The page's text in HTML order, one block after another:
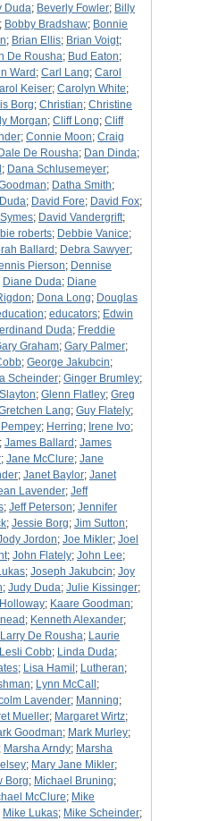
Duda; Beverly Fowler; Billy
; Bobby Bradshaw; Bonnie
; Brian Ellis; Brian Voigt;
De Rousha; Bud Eaton;
Ward ; Carl Lang; Carol
Keiser; Carolyn White;
Borg; Christian; Christine
Morgan; Cliff Long; Cliff
; Connie Moon; Craig
Dale De Rousha; Dan Dinda;
; Dana Schlusemeyer;
; Datha Smith;
; David Fore; David Fox;
; David Vandergrift;
roberts; Debbie Vanice;
Ballard ; Debra Sawyer;
Pierson; Dennise
Diane Duda; Diane
; Dona Long; Douglas
; educators; Edwin
Duda; Freddie
Graham; Gary Palmer;
; George Jakubcin;
Scheinder; Ginger Brumley;
; Glenn Flatley; Greg
Lang; Guy Flately;
; Herring; Irene Ivo;
; James Ballard ; James
; Jane McClure; Jane
; Janet Baylor; Janet
Lavender; Jeff
; Jeff Peterson; Jennifer
; Jessie Borg; Jim Sutton;
Jordon; Joe Mikler; Joel
; John Flately; John Lee;
; Joseph Jakubcin; Joy
; Judy Duda; Julie Kissinger;
; Kaare Goodman;
; Kenneth Alexander;
Larry De Rousha; Laurie
Lesli Cobb; Linda Duda;
; Lisa Hamil ; Lutheran;
; Lynn McCall ;
Lavender; Manning;
Mueller; Margaret Wirtz;
Goodman; Mark Murley;
; Marsha Arndy; Marsha
; Mary Jane Mikler;
Borg; Michael Bruning;
McClure; Mike
Mike Lukas; Mike Scheinder;